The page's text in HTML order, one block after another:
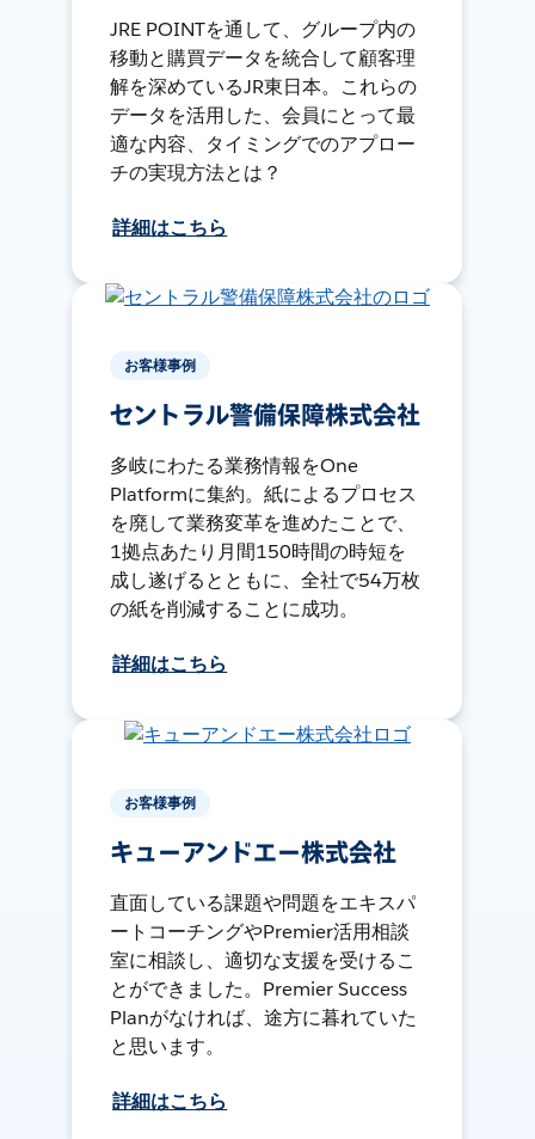
JRE POINTを通して、グループ内の
移動と購買データを統合して顧客理
解を深めているJR東日本。これらの
データを活用した、会員にとって最
適な内容、タイミングでのアプロー
チの実現方法とは？
詳細はこちら
お客様事例
セントラル警備保障株式会社
多岐にわたる業務情報をOne
Platformに集約。紙によるプロセス
を廃して業務変革を進めたことで、
1拠点あたり月間150時間の時短を
成し遂げるとともに、全社で54万枚
の紙を削減することに成功。
詳細はこちら
お客様事例
キューアンドエー株式会社
直面している課題や問題をエキスパ
ートコーチングやPremier活用相談
室に相談し、適切な支援を受けるこ
とができました。Premier Success
Planがなければ、途方に暮れていた
と思います。
詳細はこちら